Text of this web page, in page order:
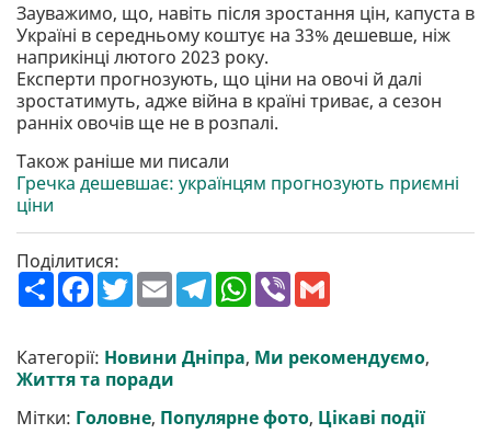
Зауважимо, що, навіть після зростання цін, капуста в
Україні в середньому коштує на 33% дешевше, ніж
наприкінці лютого 2023 року.
Експерти прогнозують, що ціни на овочі й далі
зростатимуть, адже війна в країні триває, а сезон
ранніх овочів ще не в розпалі.
Також раніше ми писали
Гречка дешевшає: українцям прогнозують приємні
ціни
Поділитися:
П
о
р
и
т
F
a
b
o
o
T
w
t
e
r
E
m
l
T
e
g
r
W
h
s
A
V
r l
Категорії: Новини Дніпра, Ми рекомендуємо,
Життя та поради
Мітки: Головне, Популярне фото, Цікаві події